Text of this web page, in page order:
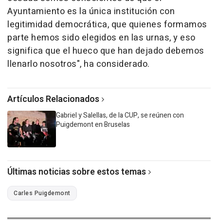
Ayuntamiento es la única institución con
legitimidad democrática, que quienes formamos
parte hemos sido elegidos en las urnas, y eso
significa que el hueco que han dejado debemos
llenarlo nosotros", ha considerado.
Artículos Relacionados
Gabriel y Salellas, de la CUP, se reúnen con
Puigdemont en Bruselas
Últimas noticias sobre estos temas
Carles Puigdemont